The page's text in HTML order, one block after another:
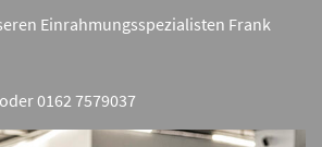
Einrahmungsspezialisten Frank
oder 0162 7579037